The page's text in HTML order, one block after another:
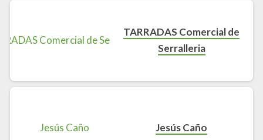
TARRADAS Comercial de
Serralleria
Jesús Caño